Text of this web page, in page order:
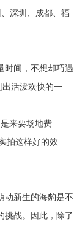
深圳、成都、福
时间，不想却巧遇
出活泼欢快的一
来要场地费
拍这样好的效
动新生的海豹是不
挑战。因此，除了